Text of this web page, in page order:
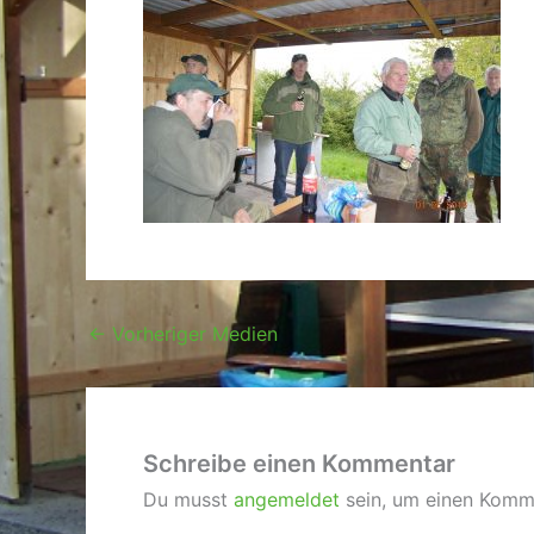
← Vorheriger Medien
Schreibe einen Kommentar
Du musst angemeldet sein, um einen